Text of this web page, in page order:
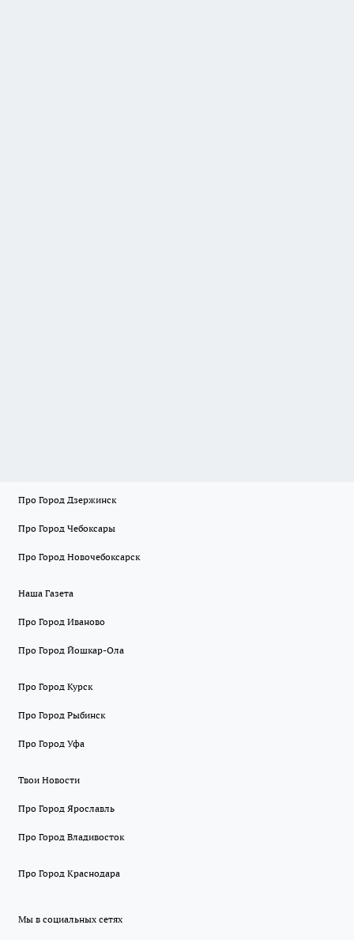
Про Город Дзержинск
Про Город Чебоксары
Про Город Новочебоксарск
Наша Газета
Про Город Иваново
Про Город Йошкар-Ола
Про Город Курск
Про Город Рыбинск
Про Город Уфа
Твои Новости
Про Город Ярославль
Про Город Владивосток
Про Город Краснодара
Мы в социальных сетях